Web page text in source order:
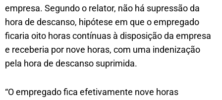
empresa. Segundo o relator, não há supressão da
hora de descanso, hipótese em que o empregado
ficaria oito horas contínuas à disposição da empresa
e receberia por nove horas, com uma indenização
pela hora de descanso suprimida.
“O empregado fica efetivamente nove horas